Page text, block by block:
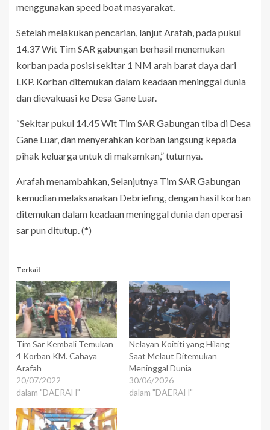
menggunakan speed boat masyarakat.
Setelah melakukan pencarian, lanjut Arafah, pada pukul
14.37 Wit Tim SAR gabungan berhasil menemukan
korban pada posisi sekitar 1 NM arah barat daya dari
LKP. Korban ditemukan dalam keadaan meninggal dunia
dan dievakuasi ke Desa Gane Luar.
“Sekitar pukul 14.45 Wit Tim SAR Gabungan tiba di Desa
Gane Luar, dan menyerahkan korban langsung kepada
pihak keluarga untuk di makamkan,” tuturnya.
Arafah menambahkan, Selanjutnya Tim SAR Gabungan
kemudian melaksanakan Debriefing, dengan hasil korban
ditemukan dalam keadaan meninggal dunia dan operasi
sar pun ditutup. (*)
Terkait
Tim Sar Kembali Temukan
4 Korban KM. Cahaya
Arafah
20/07/2022
dalam "DAERAH"
Nelayan Koititi yang Hilang
Saat Melaut Ditemukan
Meninggal Dunia
30/06/2026
dalam "DAERAH"